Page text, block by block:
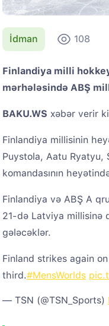
İdman 108
Finlandiya milli
mərhələsində ABŞ
BAKU.WS xəbər verir
Finlandiya millisinin
Puystola, Aatu Ryatyu,
komandasının
Finlandiya və ABŞ A
21-də Latviya millisinə
gələcəklər.
Finland strikes again
third.#MensWorlds
— TSN (@TSN_Sports)